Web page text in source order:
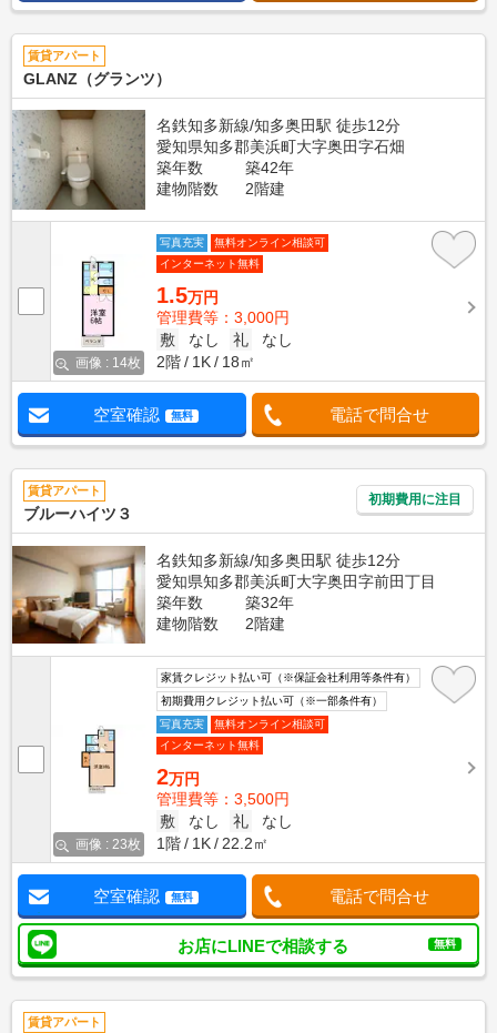
賃貸アパート
GLANZ（グランツ）
名鉄知多新線/知多奥田駅 徒歩12分
愛知県知多郡美浜町大字奥田字石畑
築年数
築42年
建物階数
2階建
画像 : 14枚
写真充実
無料オンライン相談可
インターネット無料
1.5万円
管理費等：3,000円
敷
なし 礼
なし
2階
1K 18㎡
空室確認 無料 電話で問合せ
賃貸アパート
ブルーハイツ３
初期費用に注目
名鉄知多新線/知多奥田駅 徒歩12分
愛知県知多郡美浜町大字奥田字前田丁目
築年数
築32年
建物階数
2階建
画像 : 23枚
家賃クレジット払い可（※保証会社利用等条件有）
初期費用クレジット払い可（※一部条件有）
写真充実
無料オンライン相談可
インターネット無料
2万円
管理費等：3,500円
敷
なし 礼
なし
1階
1K 22.2㎡
空室確認 無料 電話で問合せ
お店にLINEで相談する 無料
賃貸アパート